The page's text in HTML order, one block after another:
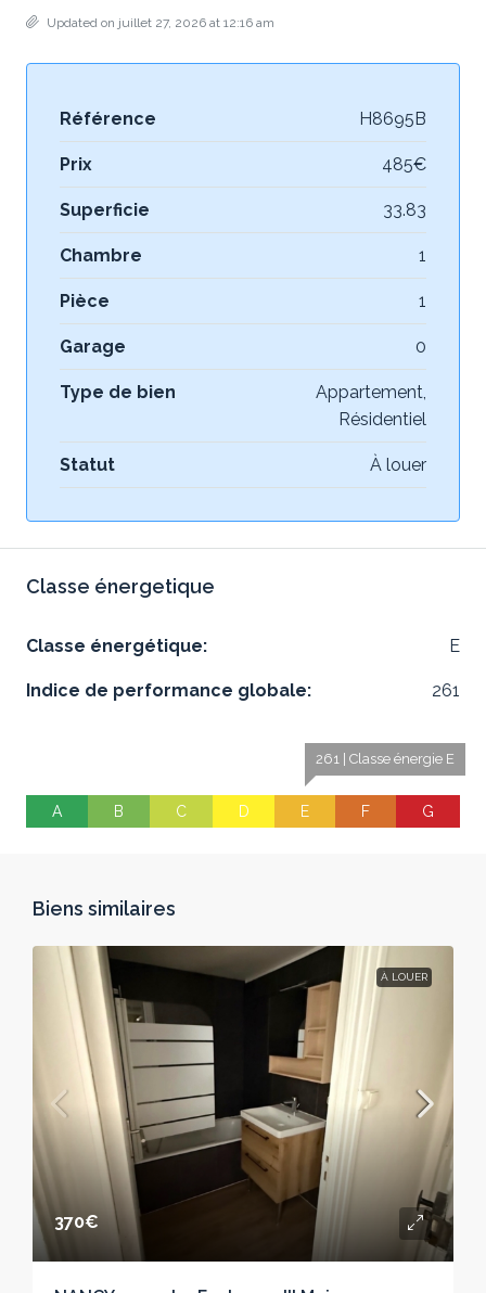
Updated on juillet 27, 2026 at 12:16 am
Référence H8695B
Prix 485€
Superficie 33.83
Chambre 1
Pièce 1
Garage 0
Type de bien
Appartement,
Résidentiel
Statut À louer
Classe énergetique
Classe énergétique: E
Indice de performance globale: 261
A B C D
261 | Classe énergie E
E F G
Biens similaires
À LOUER
370€